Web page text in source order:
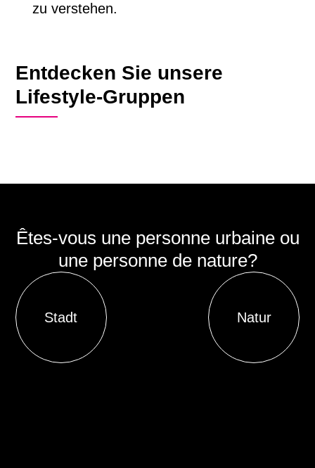
zu verstehen.
Entdecken Sie unsere
Lifestyle-Gruppen
Êtes-vous une personne urbaine ou
une personne de nature?
Stadt Natur